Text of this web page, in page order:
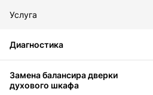
Услуга
Диагностика
Замена балансира дверки
духового шкафа